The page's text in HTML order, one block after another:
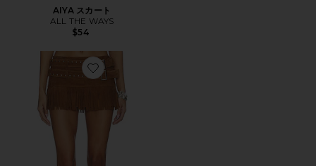
AIYA スカート
ALL THE WAYS
$54
Favorite ISA DOUBLE BELTED MICRO SUEDE スカー